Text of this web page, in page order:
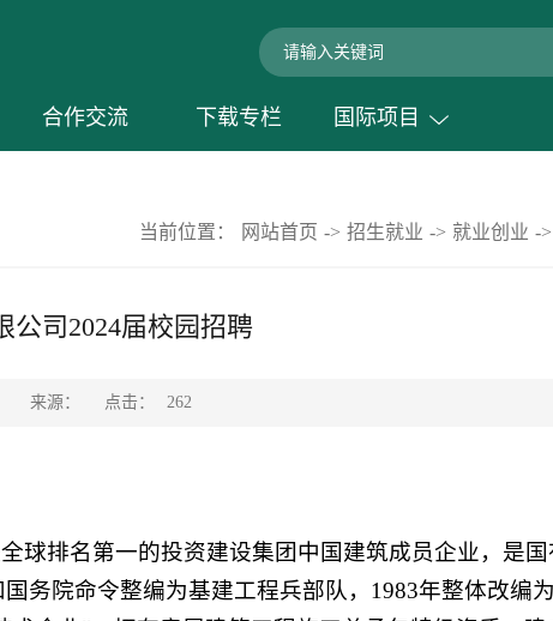
合作交流 下载专栏 国际项目
当前位置： 网站首页 -> 招生就业 -> 就业创业 ->
公司2024届校园招聘
来源： 点击： 262
球排名第一的投资建设集团中国建筑成员企业，是
务院命令整编为基建工程兵部队，1983年整体改编